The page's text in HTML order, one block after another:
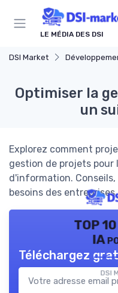
LE MÉDIA DES DSI
DSI Market Développement
Optimiser la
un
Explorez comment
gestion de projets pour
d'information.
besoins des entreprises.
TOP
IA
DSI
Téléchargez
Panneau de gestion des